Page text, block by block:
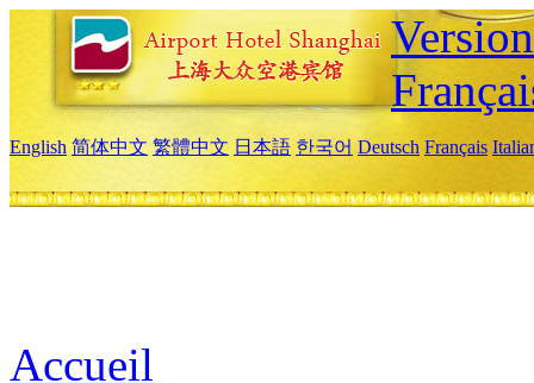
English 简体中文 繁體中文 日本語 한국어 Deutsch Français
Accueil